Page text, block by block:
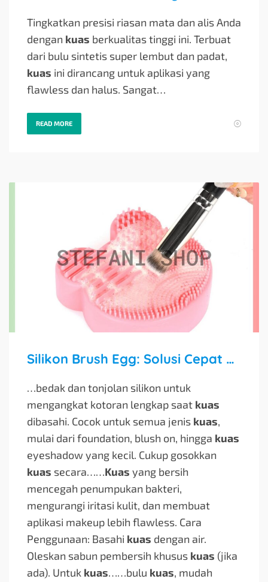
Tingkatkan presisi riasan mata dan alis Anda
dengan kuas berkualitas tinggi ini. Terbuat
dari bulu sintetis super lembut dan padat,
kuas ini dirancang untuk aplikasi yang
flawless dan halus. Sangat…
READ MORE
Silikon Brush Egg: Solusi Cepat & Higienis untuk Membersihkan Kuas Makeup
…bedak dan tonjolan silikon untuk
mengangkat kotoran lengkap saat kuas
dibasahi. Cocok untuk semua jenis kuas,
mulai dari foundation, blush on, hingga kuas
eyeshadow yang kecil. Cukup gosokkan
kuas secara……Kuas yang bersih
mencegah penumpukan bakteri,
mengurangi iritasi kulit, dan membuat
aplikasi makeup lebih flawless. Cara
Penggunaan: Basahi kuas dengan air.
Oleskan sabun pembersih khusus kuas (jika
ada). Untuk kuas……bulu kuas, mudah